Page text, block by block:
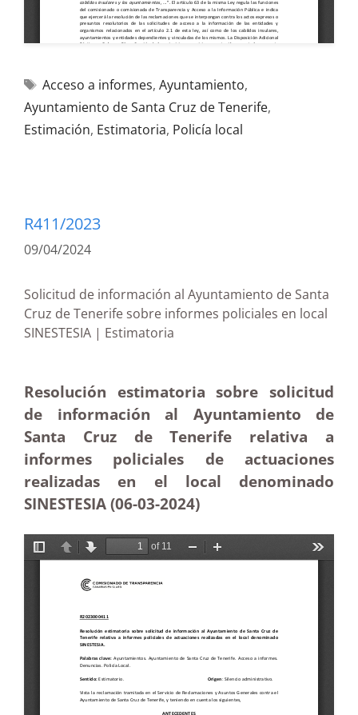
Acceso a informes, Ayuntamiento,
Ayuntamiento de Santa Cruz de Tenerife,
Estimación, Estimatoria, Policía local
R411/2023
09/04/2024
Solicitud de información al Ayuntamiento de Santa
Cruz de Tenerife sobre informes policiales en local
SINESTESIA | Estimatoria
Resolución estimatoria sobre solicitud
de información al Ayuntamiento de
Santa Cruz de Tenerife relativa a
informes policiales de actuaciones
realizadas en el local denominado
SINESTESIA (06-03-2024)